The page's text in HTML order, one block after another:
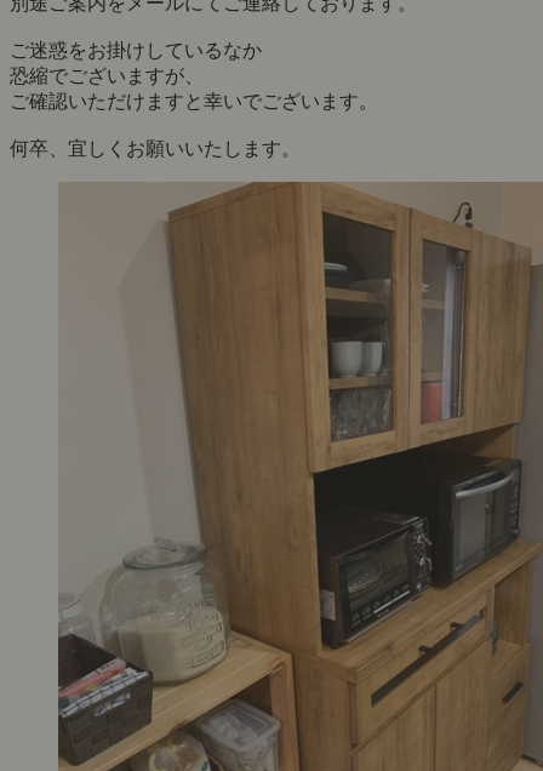
ご迷惑をお掛けしているなか
恐縮でございますが、
ご確認いただけますと幸いでございます。
何卒、宜しくお願いいたします。